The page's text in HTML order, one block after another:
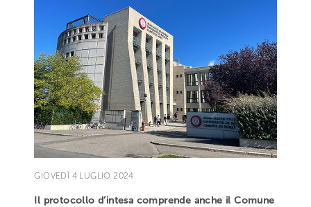
GIOVEDÌ 4 LUGLIO 2024
Il protocollo d’intesa comprende anche il Comune